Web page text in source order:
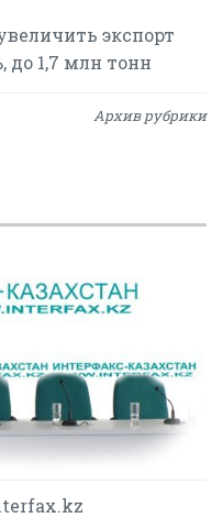
экспорт
до 1,7 млн тонн
Архив рубрики